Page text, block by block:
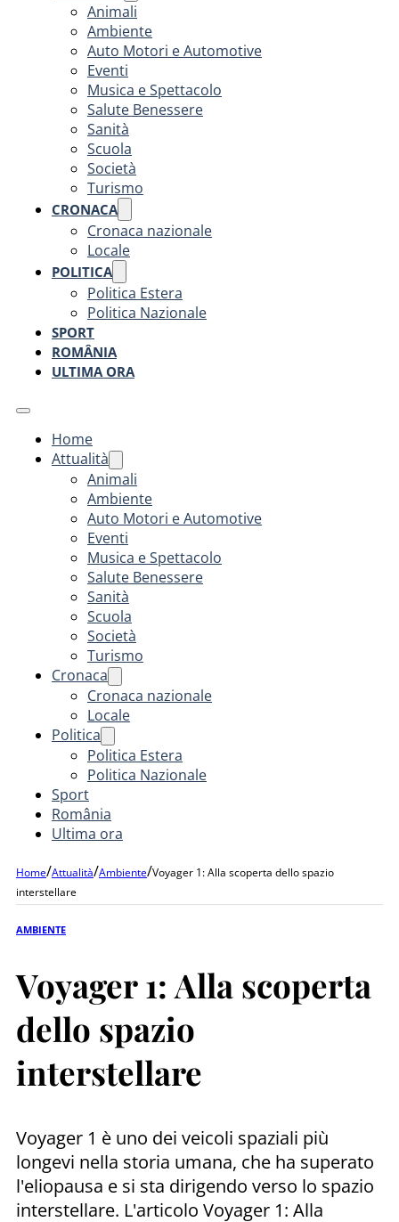
Animali
Ambiente
Auto Motori e Automotive
Eventi
Musica e Spettacolo
Salute Benessere
Sanità
Scuola
Società
Turismo
CRONACA
Cronaca nazionale
Locale
POLITICA
Politica Estera
Politica Nazionale
SPORT
ROMÂNIA
ULTIMA ORA
Home
Attualità
Animali
Ambiente
Auto Motori e Automotive
Eventi
Musica e Spettacolo
Salute Benessere
Sanità
Scuola
Società
Turismo
Cronaca
Cronaca nazionale
Locale
Politica
Politica Estera
Politica Nazionale
Sport
România
Ultima ora
Home/Attualità/Ambiente/Voyager 1: Alla scoperta dello spazio
interstellare
AMBIENTE
Voyager 1: Alla scoperta
dello spazio
interstellare
Voyager 1 è uno dei veicoli spaziali più
longevi nella storia umana, che ha superato
l'eliopausa e si sta dirigendo verso lo spazio
interstellare. L'articolo Voyager 1: Alla